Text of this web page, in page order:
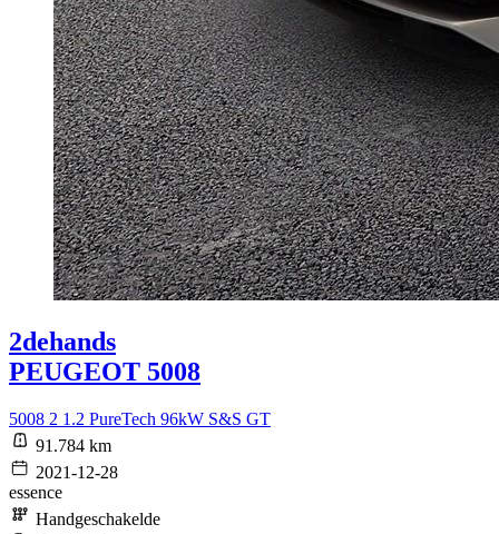
2dehands
PEUGEOT 5008
5008 2 1.2 PureTech 96kW S&S GT
91.784 km
2021-12-28
essence
Handgeschakelde